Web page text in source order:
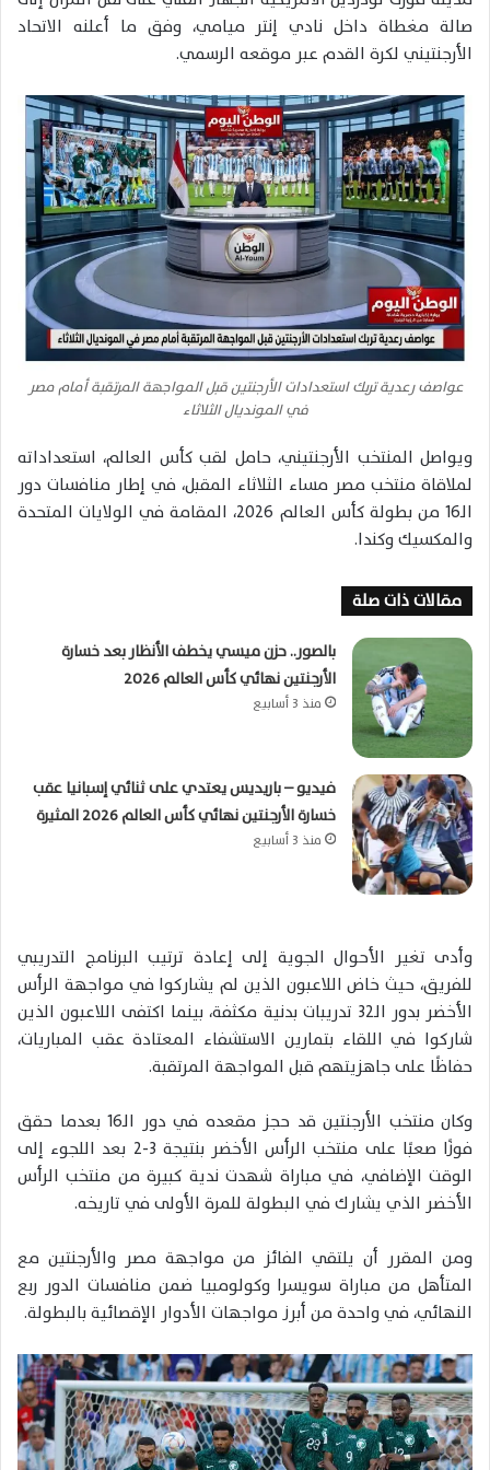
صالة مغطاة داخل نادي إنتر ميامي، وفق ما أعلنه الاتحاد
الأرجنتيني لكرة القدم عبر موقعه الرسمي.
عواصف رعدية تربك استعدادات الأرجنتين قبل المواجهة المرتقبة أمام مصر
في المونديال الثلاثاء
ويواصل المنتخب الأرجنتيني، حامل لقب كأس العالم، استعداداته
لملاقاة منتخب مصر مساء الثلاثاء المقبل، في إطار منافسات دور
الـ16 من بطولة كأس العالم 2026، المقامة في الولايات المتحدة
والمكسيك وكندا.
مقالات ذات صلة
بالصور.. حزن ميسي يخطف الأنظار بعد خسارة
الأرجنتين نهائي كأس العالم 2026
منذ 3 أسابيع
فيديو – باريديس يعتدي على ثنائي إسبانيا عقب
خسارة الأرجنتين نهائي كأس العالم 2026 المثيرة
منذ 3 أسابيع
وأدى تغير الأحوال الجوية إلى إعادة ترتيب البرنامج التدريبي
للفريق، حيث خاض اللاعبون الذين لم يشاركوا في مواجهة الرأس
الأخضر بدور الـ32 تدريبات بدنية مكثفة، بينما اكتفى اللاعبون الذين
شاركوا في اللقاء بتمارين الاستشفاء المعتادة عقب المباريات،
حفاظًا على جاهزيتهم قبل المواجهة المرتقبة.
وكان منتخب الأرجنتين قد حجز مقعده في دور الـ16 بعدما حقق
فوزًا صعبًا على منتخب الرأس الأخضر بنتيجة 3-2 بعد اللجوء إلى
الوقت الإضافي، في مباراة شهدت ندية كبيرة من منتخب الرأس
الأخضر الذي يشارك في البطولة للمرة الأولى في تاريخه.
ومن المقرر أن يلتقي الفائز من مواجهة مصر والأرجنتين مع
المتأهل من مباراة سويسرا وكولومبيا ضمن منافسات الدور ربع
النهائي، في واحدة من أبرز مواجهات الأدوار الإقصائية بالبطولة.